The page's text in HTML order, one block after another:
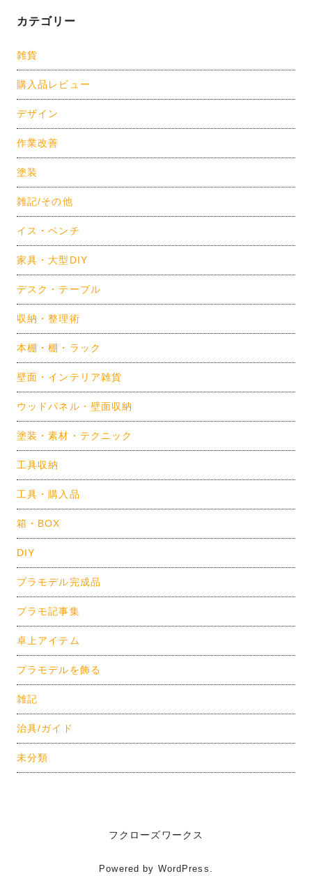
カテゴリー
雑貨
購入品レビュー
デザイン
作業改善
塗装
雑記/その他
イス・ベンチ
家具・大型DIY
デスク・テーブル
収納・整理術
本棚・棚・ラック
壁面・インテリア雑貨
ウッドパネル・壁面収納
塗装・素材・テクニック
工具収納
工具・購入品
箱・BOX
DIY
プラモデル完成品
プラモ記事集
卓上アイテム
プラモデルを飾る
雑記
治具/ガイド
未分類
フクローズワークス
Powered by WordPress.